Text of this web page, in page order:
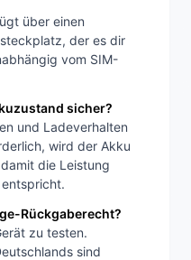
über einen
der es dir
vom SIM-
sicher?
und Ladeverhalten
wird der Akku
die Leistung
Rückgaberecht?
zu testen.
sind